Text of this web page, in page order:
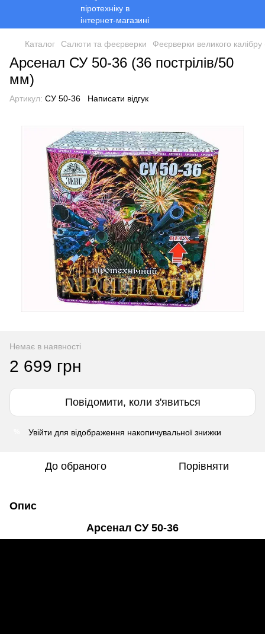
Каталог Салюти та феєрверки Феєрверки великого
Арсенал СУ 50-36 (36 пострілів/50
мм)
Артикул: СУ 50-36 Написати відгук
Немає в наявності
2 699 грн
Повідомити, коли з'явиться
Увійти для відображення накопичувальної знижки
До обраного Порівняти
Опис
Арсенал СУ 50-36